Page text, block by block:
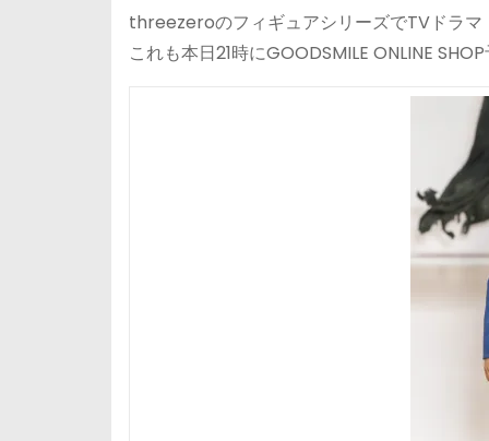
threezeroのフィギュアシリーズでTVドラマ
これも本日21時にGOODSMILE ONLINE